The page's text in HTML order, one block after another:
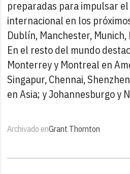
preparadas para impulsar
internacional en los
Dublín, Manchester,
En el resto del mundo
Monterrey y Montreal en
Singapur, Chennai,
en Asia; y Johannesburgo y
Archivado enGrant Thornton